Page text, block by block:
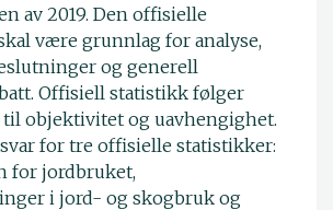
av 2019. Den offisielle
være grunnlag for analyse,
og generell
Offisiell statistikk følger
objektivitet og uavhengighet.
for tre offisielle statistikker:
for jordbruket,
i jord- og skogbruk og